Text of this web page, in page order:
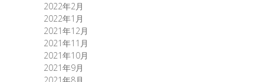
2022年2月
2022年1月
2021年12月
2021年11月
2021年10月
2021年9月